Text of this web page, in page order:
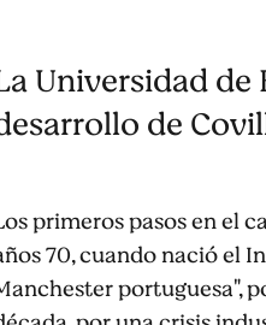
Universidad
de
primeros pasos en el
70, cuando nació el
portuguesa",